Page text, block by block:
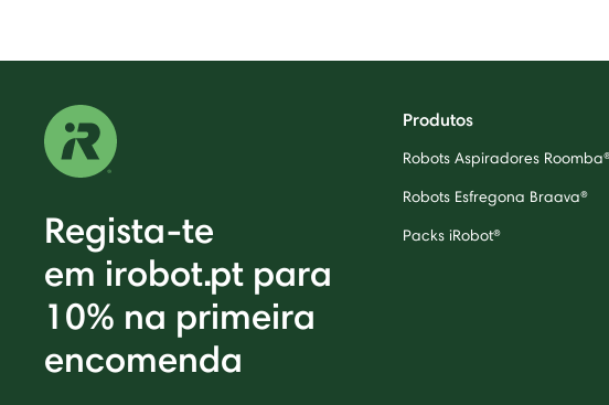
Regista-te
em irobot.pt para
10% na primeira
encomenda
Produtos
Robots Aspiradores
Robots Esfregona Braava®
Packs iRobot®